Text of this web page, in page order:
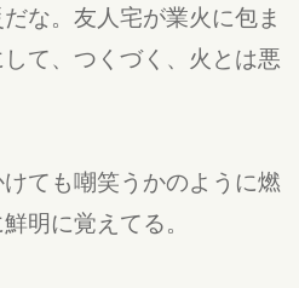
な。友人宅が業火に包ま
て、つくづく、火とは悪
ても嘲笑うかのように燃
明に覚えてる。